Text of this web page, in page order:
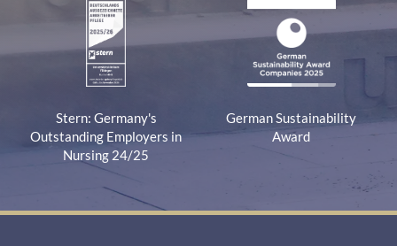
Stern: Germany's
Outstanding Employers in
Nursing 24/25
German Sustainability
Award